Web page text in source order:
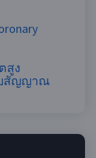
สูง
สัญญาณ